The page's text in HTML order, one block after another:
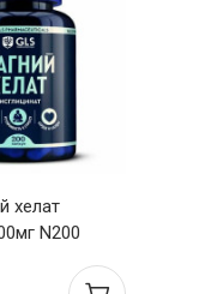
хелат
N200